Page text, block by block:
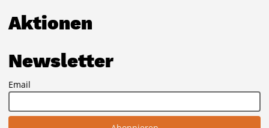
Aktionen
Newsletter
Email